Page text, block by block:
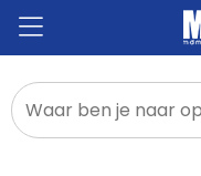
Relatiegeschenken